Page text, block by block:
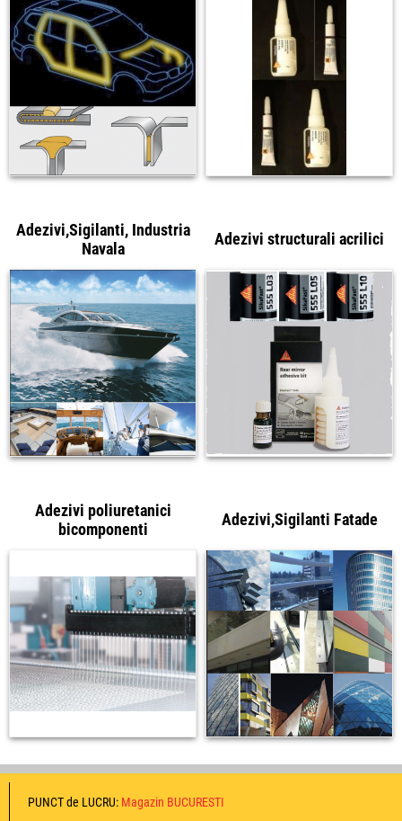
Adezivi,Sigilanti, Industria
Navala
Adezivi structurali acrilici
Adezivi poliuretanici
bicomponenti
Adezivi,Sigilanti Fatade
PUNCT de LUCRU: Magazin BUCURESTI